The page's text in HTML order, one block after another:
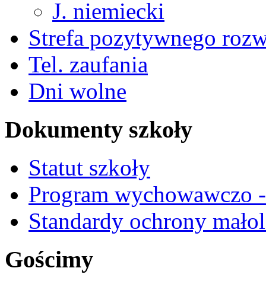
J. niemiecki
Strefa pozytywnego
Tel. zaufania
Dni wolne
Dokumenty szkoły
Statut szkoły
Program wychowawczo
Standardy ochrony
Gościmy